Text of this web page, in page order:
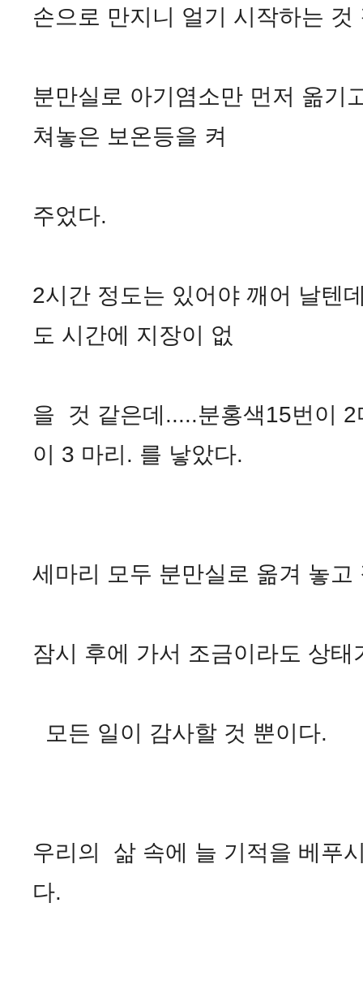
손으로 만지니 얼기 시작하는 것
분만실로 아기염소만 먼저 옮기
쳐놓은 보온등을 켜
주었다.
2시간 정도는 있어야 깨어 날텐
도 시간에 지장이 없
을 것 같은데.....분홍색15번이
이 3 마리. 를 낳았다.
세마리 모두 분만실로 옮겨 놓
잠시 후에 가서 조금이라도 상
모든 일이 감사할 것 뿐이다.
우리의 삶 속에 늘 기적을 베푸
다.